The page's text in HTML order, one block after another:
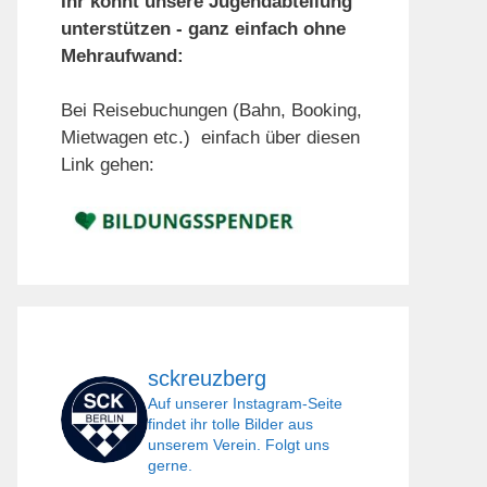
unterstützen - ganz einfach ohne
Mehraufwand:
Bei Reisebuchungen (Bahn, Booking,
Mietwagen etc.) einfach über diesen
Link gehen:
sckreuzberg
Auf unserer Instagram-Seite
findet ihr tolle Bilder aus
unserem Verein. Folgt uns
gerne.